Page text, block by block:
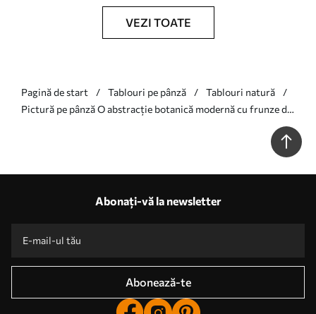
VEZI TOATE
Pagină de start Tablouri pe pânză
Tablouri natură
Pictură pe pânză O abstracție botanică modernă cu frunze de
Abonați-vă la newsletter
Abonează-te